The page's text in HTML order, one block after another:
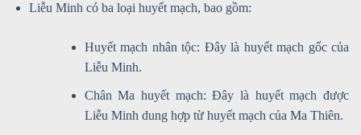
Liễu Minh có ba loại huyết mạch, bao gồm:
Huyết mạch nhân tộc: Đây là huyết mạch gốc của
Liễu Minh.
Chân Ma huyết mạch: Đây là huyết mạch được
Liễu Minh dung hợp từ huyết mạch của Ma Thiên.